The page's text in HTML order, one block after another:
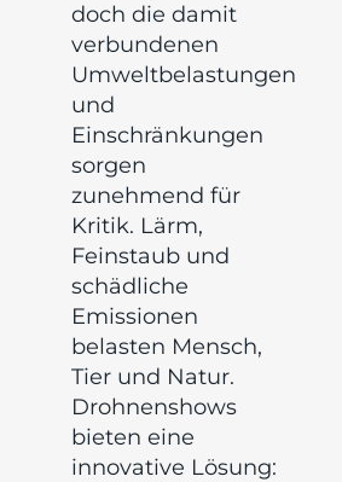
doch die damit
verbundenen
Umweltbelastungen
und
Einschränkungen
sorgen
zunehmend für
Kritik. Lärm,
Feinstaub und
schädliche
Emissionen
belasten Mensch,
Tier und Natur.
Drohnenshows
bieten eine
innovative Lösung: